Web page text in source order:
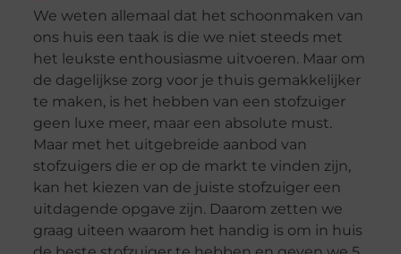
We weten allemaal dat het schoonmaken van
ons huis een taak is die we niet steeds met
het leukste enthousiasme uitvoeren. Maar om
de dagelijkse zorg voor je thuis gemakkelijker
te maken, is het hebben van een stofzuiger
geen luxe meer, maar een absolute must.
Maar met het uitgebreide aanbod van
stofzuigers die er op de markt te vinden zijn,
kan het kiezen van de juiste stofzuiger een
uitdagende opgave zijn. Daarom zetten we
graag uiteen waarom het handig is om in huis